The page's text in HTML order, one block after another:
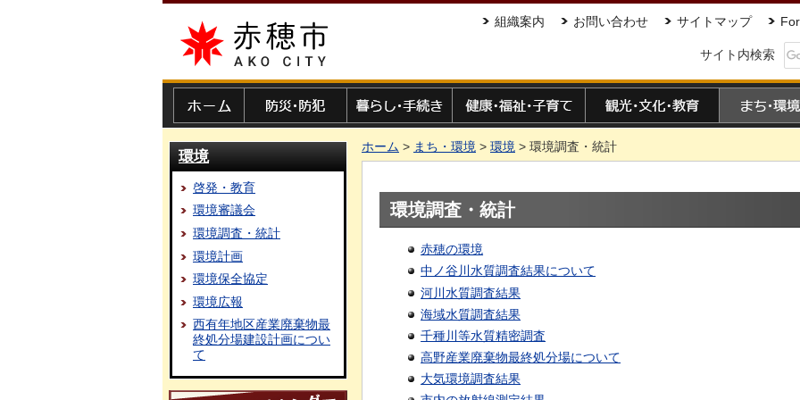
赤穂市 組織案内 お問い合わせ サイトマップ
サイト内検索
環境
啓発・教育
環境審議会
環境調査・統計
環境計画
環境保全協定
環境広報
西有年地区産業廃棄物最
終処分場建設計画につい
て
ホーム > まち・環境 > 環境 > 環境調査・統計
環境調査・統計
赤穂の環境
中ノ谷川水質調査結果について
河川水質調査結果
海域水質調査結果
千種川等水質精密調査
高野産業廃棄物最終処分場について
大気環境調査結果